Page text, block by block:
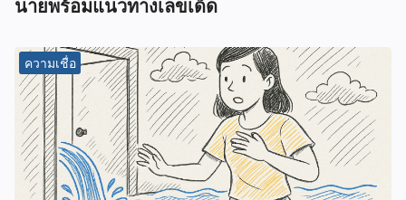
นายพร้อมแนวทางเลขเด็ด
ความเชื่อ